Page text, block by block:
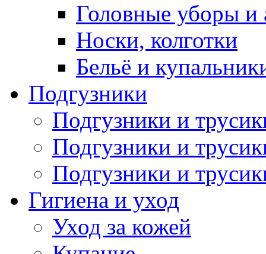
Головные уборы и
Носки, колготки
Бельё и
Подгузники
Подгузники и
Подгузники и
Подгузники и
Гигиена и уход
Уход за кожей